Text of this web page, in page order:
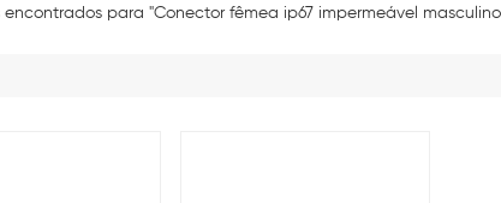
encontrados para "Conector fêmea ip67 impermeável